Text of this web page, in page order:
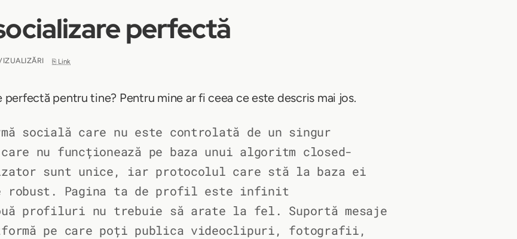
perfectă
⎘ Link
perfectă pentru tine? Pentru mine ar fi ceea ce este descris mai jos.
socială care nu este controlată de un singur
nu funcționează pe baza unui algoritm closed-
sunt unice, iar protocolul care stă la baza ei
Pagina ta de profil este infinit
profiluri nu trebuie să arate la fel. Suportă mesaje
pe care poți publica videoclipuri, fotografii,